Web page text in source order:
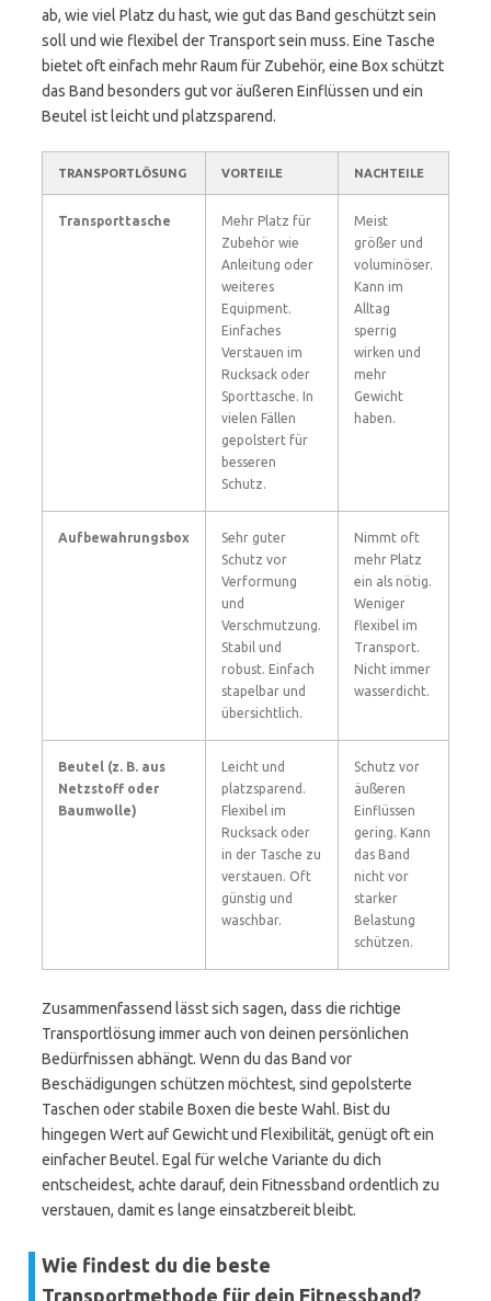
ab, wie viel Platz du hast, wie gut das Band geschützt sein
soll und wie flexibel der Transport sein muss. Eine Tasche
bietet oft einfach mehr Raum für Zubehör, eine Box schützt
das Band besonders gut vor äußeren Einflüssen und ein
Beutel ist leicht und platzsparend.
TRANSPORTLÖSUNG VORTEILE NACHTEILE
Transporttasche
Mehr Platz für
Zubehör wie
Anleitung oder
weiteres
Equipment.
Einfaches
Verstauen im
Rucksack oder
Sporttasche. In
vielen Fällen
gepolstert für
besseren
Schutz.
Meist
größer und
voluminöser.
Kann im
Alltag
sperrig
wirken und
mehr
Gewicht
haben.
Aufbewahrungsbox
Sehr guter
Schutz vor
Verformung
und
Verschmutzung.
Stabil und
robust. Einfach
stapelbar und
übersichtlich.
Nimmt oft
mehr Platz
ein als nötig.
Weniger
flexibel im
Transport.
Nicht immer
wasserdicht.
Beutel (z. B. aus
Netzstoff oder
Baumwolle)
Leicht und
platzsparend.
Flexibel im
Rucksack oder
in der Tasche zu
verstauen. Oft
günstig und
waschbar.
Schutz vor
äußeren
Einflüssen
gering. Kann
das Band
nicht vor
starker
Belastung
schützen.
Zusammenfassend lässt sich sagen, dass die richtige
Transportlösung immer auch von deinen persönlichen
Bedürfnissen abhängt. Wenn du das Band vor
Beschädigungen schützen möchtest, sind gepolsterte
Taschen oder stabile Boxen die beste Wahl. Bist du
hingegen Wert auf Gewicht und Flexibilität, genügt oft ein
einfacher Beutel. Egal für welche Variante du dich
entscheidest, achte darauf, dein Fitnessband ordentlich zu
verstauen, damit es lange einsatzbereit bleibt.
Wie findest du die beste
Transportmethode für dein Fitnessband?